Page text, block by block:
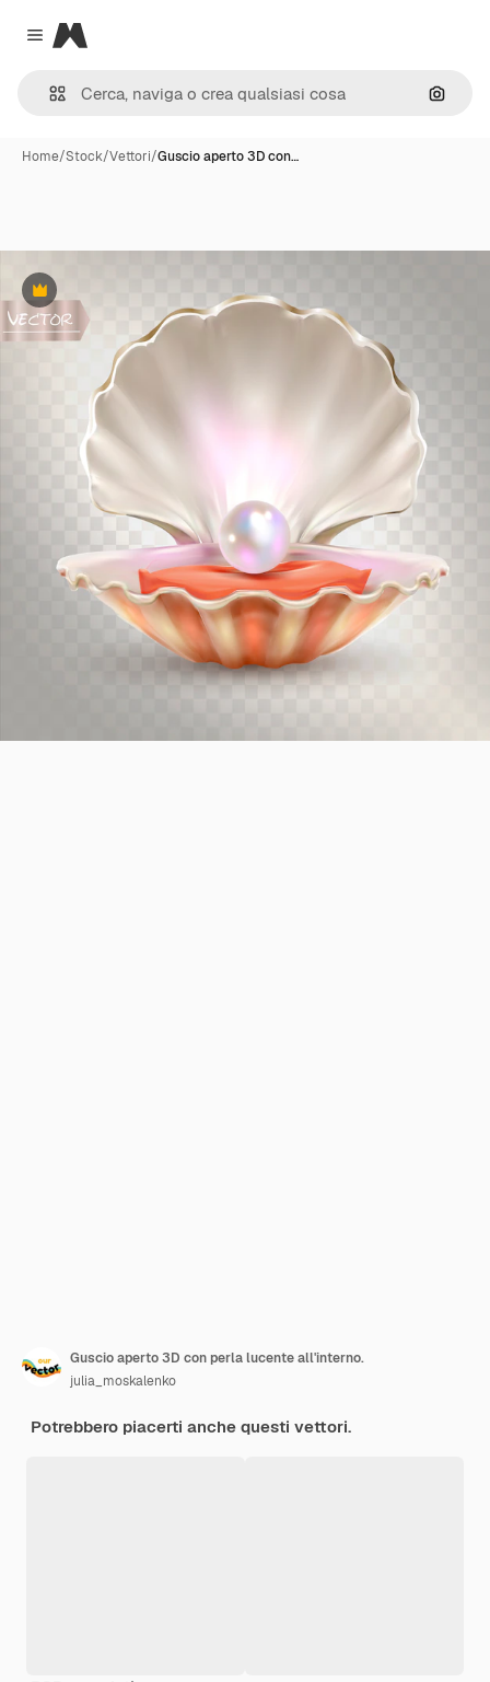
Close menu
Magnific
Cerca
Home/Stock/Vettori/Guscio aperto 3D con…
Premium
Guscio aperto 3D con perla lucente all'interno.
julia_moskalenko
Potrebbero piacerti anche questi vettori.